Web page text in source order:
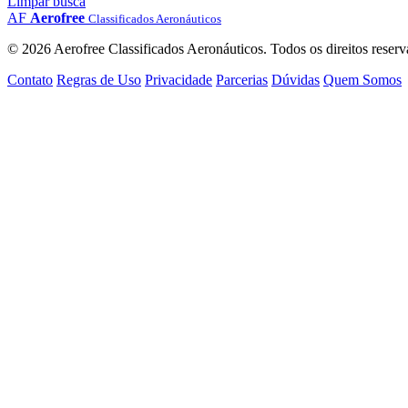
AF Aerofree Classificados Aeronáuticos
© 2026 Aerofree Classificados Aeronáuticos. Todos os direitos
Contato Regras de Uso Privacidade Parcerias Dúvidas Quem Somos